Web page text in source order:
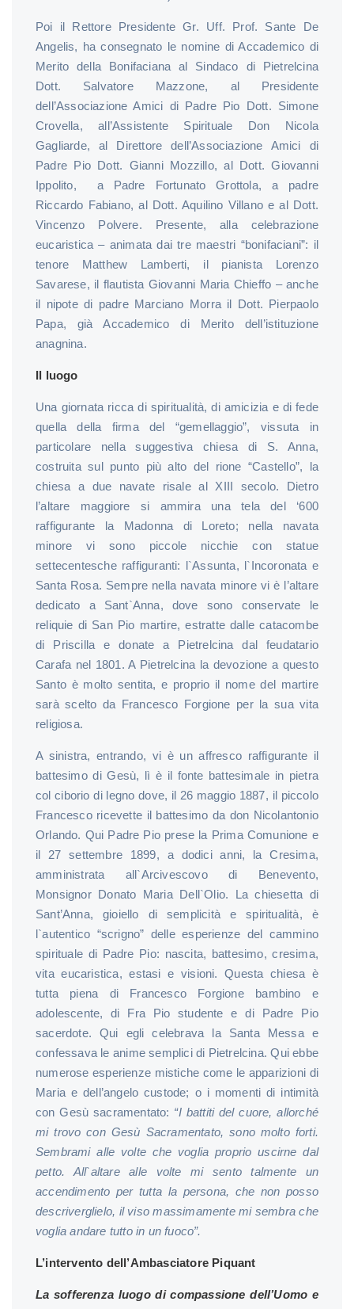
Poi il Rettore Presidente Gr. Uff. Prof. Sante De
Angelis, ha consegnato le nomine di Accademico di
Merito della Bonifaciana al Sindaco di Pietrelcina
Dott. Salvatore Mazzone, al Presidente
dell’Associazione Amici di Padre Pio Dott. Simone
Crovella, all’Assistente Spirituale Don Nicola
Gagliarde, al Direttore dell’Associazione Amici di
Padre Pio Dott. Gianni Mozzillo, al Dott. Giovanni
Ippolito, a Padre Fortunato Grottola, a padre
Riccardo Fabiano, al Dott. Aquilino Villano e al Dott.
Vincenzo Polvere. Presente, alla celebrazione
eucaristica – animata dai tre maestri “bonifaciani”: il
tenore Matthew Lamberti, il pianista Lorenzo
Savarese, il flautista Giovanni Maria Chieffo – anche
il nipote di padre Marciano Morra il Dott. Pierpaolo
Papa, già Accademico di Merito dell’istituzione
anagnina.
Il luogo
Una giornata ricca di spiritualità, di amicizia e di fede
quella della firma del “gemellaggio”, vissuta in
particolare nella suggestiva chiesa di S. Anna,
costruita sul punto più alto del rione “Castello”, la
chiesa a due navate risale al XIII secolo. Dietro
l’altare maggiore si ammira una tela del ‘600
raffigurante la Madonna di Loreto; nella navata
minore vi sono piccole nicchie con statue
settecentesche raffiguranti: l`Assunta, l`Incoronata e
Santa Rosa. Sempre nella navata minore vi è l’altare
dedicato a Sant`Anna, dove sono conservate le
reliquie di San Pio martire, estratte dalle catacombe
di Priscilla e donate a Pietrelcina dal feudatario
Carafa nel 1801. A Pietrelcina la devozione a questo
Santo è molto sentita, e proprio il nome del martire
sarà scelto da Francesco Forgione per la sua vita
religiosa.
A sinistra, entrando, vi è un affresco raffigurante il
battesimo di Gesù, lì è il fonte battesimale in pietra
col ciborio di legno dove, il 26 maggio 1887, il piccolo
Francesco ricevette il battesimo da don Nicolantonio
Orlando. Qui Padre Pio prese la Prima Comunione e
il 27 settembre 1899, a dodici anni, la Cresima,
amministrata all`Arcivescovo di Benevento,
Monsignor Donato Maria Dell`Olio. La chiesetta di
Sant’Anna, gioiello di semplicità e spiritualità, è
l`autentico “scrigno” delle esperienze del cammino
spirituale di Padre Pio: nascita, battesimo, cresima,
vita eucaristica, estasi e visioni. Questa chiesa è
tutta piena di Francesco Forgione bambino e
adolescente, di Fra Pio studente e di Padre Pio
sacerdote. Qui egli celebrava la Santa Messa e
confessava le anime semplici di Pietrelcina. Qui ebbe
numerose esperienze mistiche come le apparizioni di
Maria e dell’angelo custode; o i momenti di intimità
con Gesù sacramentato: “I battiti del cuore, allorché
mi trovo con Gesù Sacramentato, sono molto forti.
Sembrami alle volte che voglia proprio uscirne dal
petto. All`altare alle volte mi sento talmente un
accendimento per tutta la persona, che non posso
descriverglielo, il viso massimamente mi sembra che
voglia andare tutto in un fuoco”.
L’intervento dell’Ambasciatore Piquant
La sofferenza luogo di compassione dell’Uomo e